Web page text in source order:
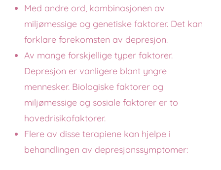
Med andre ord, kombinasjonen av
miljømessige og genetiske faktorer. Det kan
forklare forekomsten av depresjon.
Av mange forskjellige typer faktorer.
Depresjon er vanligere blant yngre
mennesker. Biologiske faktorer og
miljømessige og sosiale faktorer er to
hovedrisikofaktorer.
Flere av disse terapiene kan hjelpe i
behandlingen av depresjonssymptomer: